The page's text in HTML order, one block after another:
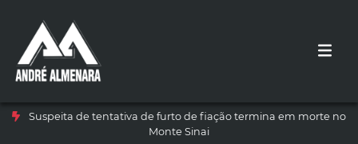
Suspeita de tentativa de furto de fiação termina em morte no
Monte Sinai